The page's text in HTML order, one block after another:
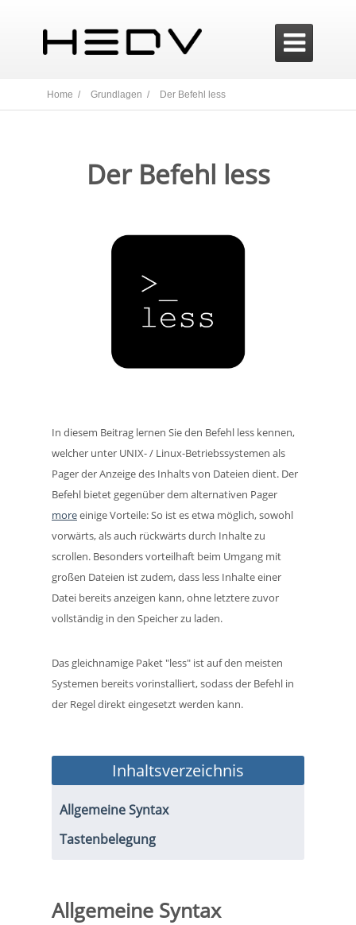

Home / Grundlagen / Der Befehl less
Der Befehl less
In diesem Beitrag lernen Sie den Befehl less kennen,
welcher unter UNIX- / Linux-Betriebssystemen als
Pager der Anzeige des Inhalts von Dateien dient. Der
Befehl bietet gegenüber dem alternativen Pager
moreeinige Vorteile: So ist es etwa möglich, sowohl
vorwärts, als auch rückwärts durch Inhalte zu
scrollen. Besonders vorteilhaft beim Umgang mit
großen Dateien ist zudem, dass less Inhalte einer
Datei bereits anzeigen kann, ohne letztere zuvor
vollständig in den Speicher zu laden.
Das gleichnamige Paket "less" ist auf den meisten
Systemen bereits vorinstalliert, sodass der Befehl in
der Regel direkt eingesetzt werden kann.
Inhaltsverzeichnis
Allgemeine Syntax
Tastenbelegung
Allgemeine Syntax